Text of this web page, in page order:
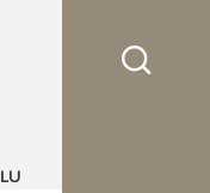
LU